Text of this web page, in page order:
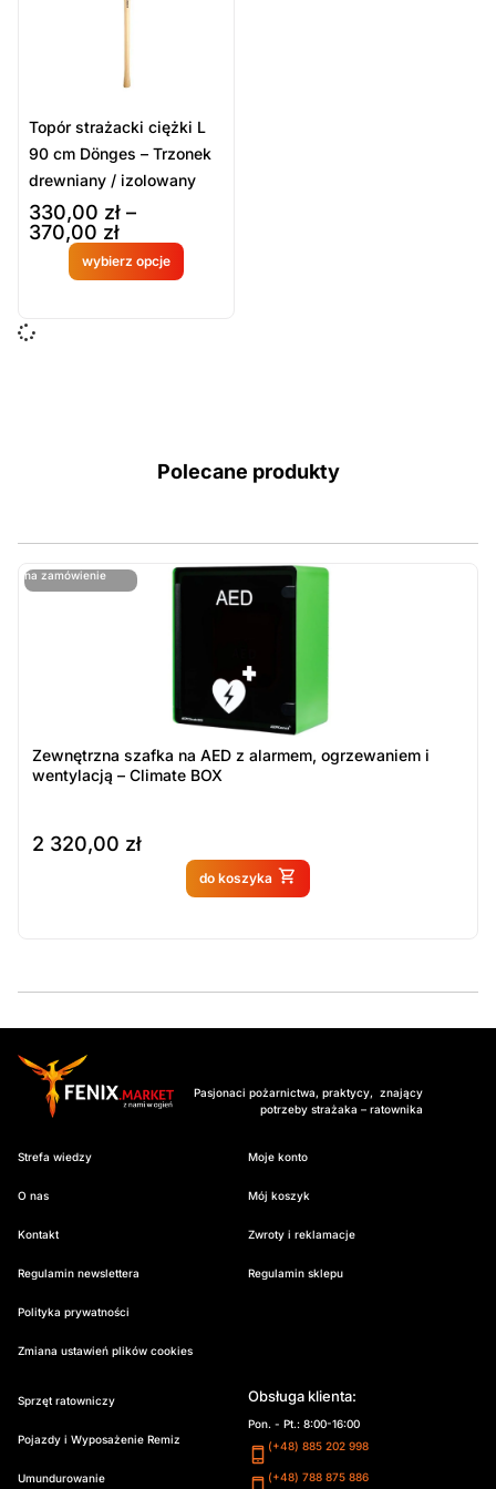
Topór strażacki ciężki L
90 cm Dönges – Trzonek
drewniany / izolowany
330,00 zł –
370,00 zł
wybierz opcje
Produkt
dostępny
Polecane produkty
na zamówienie
ostatnie sztuki
Zewnętrzna szafka na AED z alarmem, ogrzewaniem i
wentylacją – Climate BOX
2 320,00 zł
do koszyka
Produkt dostępny na
Pasjonaci pożarnictwa, praktycy, znający
potrzeby strażaka – ratownika
Strefa wiedzy
O nas
Kontakt
Regulamin newslettera
Polityka prywatności
Zmiana ustawień plików cookies
Moje konto
Mój koszyk
Zwroty i reklamacje
Regulamin sklepu
Sprzęt ratowniczy
Pojazdy i Wyposażenie Remiz
Umundurowanie
Obsługa klienta:
Pon. - Pt.: 8:00-16:00
(+48) 885 202 998
(+48) 788 875 886